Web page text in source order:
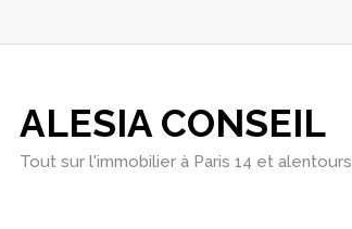
ALESIA CONSEIL
Tout sur l'immobilier à Paris 14 et alentours